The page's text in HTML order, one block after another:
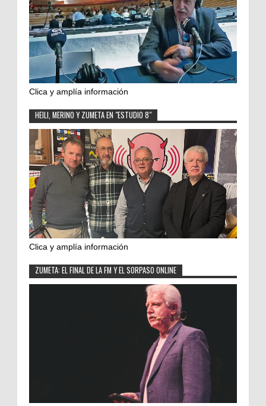
Clica y amplía información
HEILI, MERINO Y ZUMETA EN "ESTUDIO 8"
Clica y amplía información
ZUMETA: EL FINAL DE LA FM Y EL SORPASO ONLINE